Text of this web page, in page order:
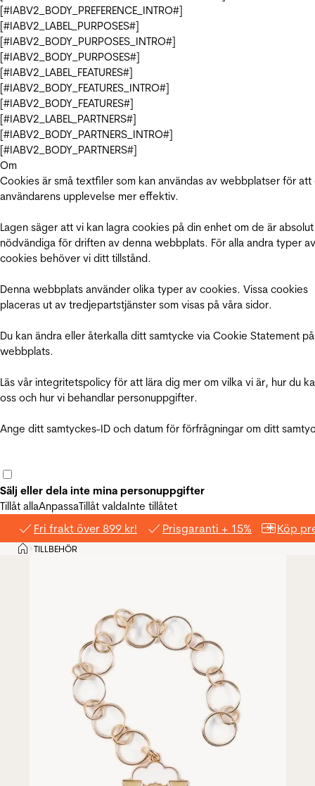
[#IABV2_BODY_PREFERENCE_INTRO#]
[#IABV2_LABEL_PURPOSES#]
[#IABV2_BODY_PURPOSES_INTRO#]
[#IABV2_BODY_PURPOSES#]
[#IABV2_LABEL_FEATURES#]
[#IABV2_BODY_FEATURES_INTRO#]
[#IABV2_BODY_FEATURES#]
[#IABV2_LABEL_PARTNERS#]
[#IABV2_BODY_PARTNERS_INTRO#]
[#IABV2_BODY_PARTNERS#]
Om
Cookies är små textfiler som kan användas av webbplatser för att
användarens upplevelse mer effektiv.
Lagen säger att vi kan lagra cookies på din enhet om de är absolut
nödvändiga för driften av denna webbplats. För alla andra typer av
cookies behöver vi ditt tillstånd.
Denna webbplats använder olika typer av cookies. Vissa cookies
placeras ut av tredjepartstjänster som visas på våra sidor.
Du kan ändra eller återkalla ditt samtycke via Cookie Statement
webbplats.
Läs vår integritetspolicy för att lära dig mer om vilka vi är, hur du
oss och hur vi behandlar personuppgifter.
Ange ditt samtyckes-ID och datum för förfrågningar om ditt
Sälj eller dela inte mina personuppgifter
Tillåt allaAnpassaTillåt valdaInte tillåtet
Fri frakt över 899 kr! Prisgaranti + 15% Köp
Hem
>TILLBEHÖR